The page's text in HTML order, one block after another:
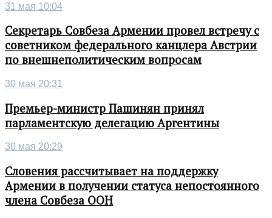
31 мая 10:04
Секретарь Совбеза Армении провел встречу с
советником федерального канцлера Австрии
по внешнеполитическим вопросам
30 мая 20:31
Премьер-министр Пашинян принял
парламентскую делегацию Аргентины
30 мая 20:29
Словения рассчитывает на поддержку
Армении в получении статуса непостоянного
члена Совбеза ООН